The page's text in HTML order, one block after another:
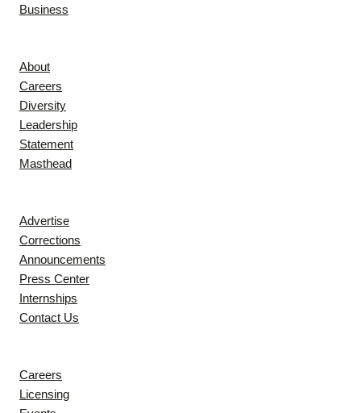
Business
About
Careers
Diversity
Leadership
Statement
Masthead
Advertise
Corrections
Announcements
Press Center
Internships
Contact Us
Careers
Licensing